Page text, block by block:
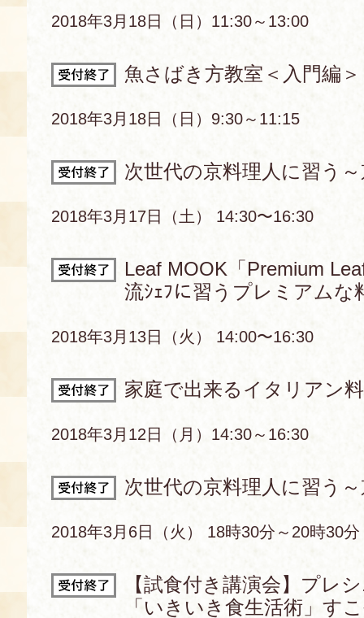
展示見学
講演会付き料理教室
2018年3月18日（日）11:30～13:00
魚さばき方教室＜入門編＞
2018年3月18日（日）9:30～11:15
次世代の京料理人に習う
2018年3月17日（土） 14:30〜16:30
Leaf MOOK「Premium
流ｼｪﾌに習うプレミアムな
2018年3月13日（火） 14:00〜16:30
家庭で出来るイタリアン
2018年3月12日（月）14:30～16:30
次世代の京料理人に習う
2018年3月6日（火） 18時30分～20時30分
【試食付き講演会】プレ
「いきいき食生活術」す